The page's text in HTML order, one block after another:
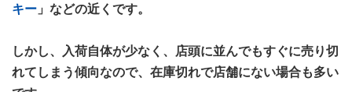
キー 」などの近くです。
しかし、入荷自体が少なく、店頭に並んでもすぐに売り切
れてしまう傾向なので、在庫切れで店舗にない場合も多い